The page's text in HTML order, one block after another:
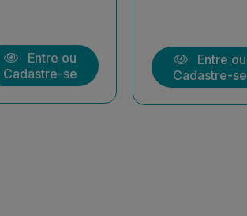
Entre ou
Cadastre-se
Entre ou
Cadastre-se